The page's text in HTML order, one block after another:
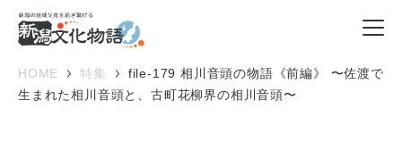
HOME 特集
file-179 相川音頭の物語《前編》 〜佐渡で
生まれた相川音頭と、古町花柳界の相川音頭〜